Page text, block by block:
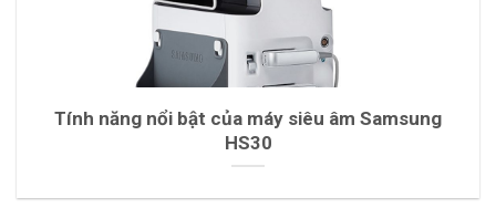
Tính năng nổi bật của máy siêu âm Samsung
HS30